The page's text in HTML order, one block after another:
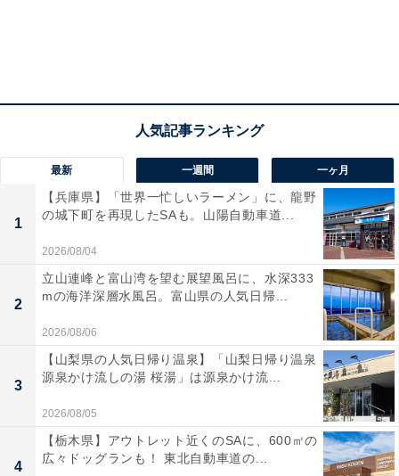
最新 一週間 一ヶ月
1
【兵庫県】「世界一忙しいラーメン」に、龍野
の城下町を再現したSAも。山陽自動車道...
2026/08/04
2
立山連峰と富山湾を望む展望風呂に、水深333
mの海洋深層水風呂。富山県の人気日帰...
2026/08/06
3
【山梨県の人気日帰り温泉】「山梨日帰り温泉
源泉かけ流しの湯 桜湯」は源泉かけ流...
2026/08/05
4
【栃木県】アウトレット近くのSAに、600㎡の
広々ドッグランも！ 東北自動車道の...